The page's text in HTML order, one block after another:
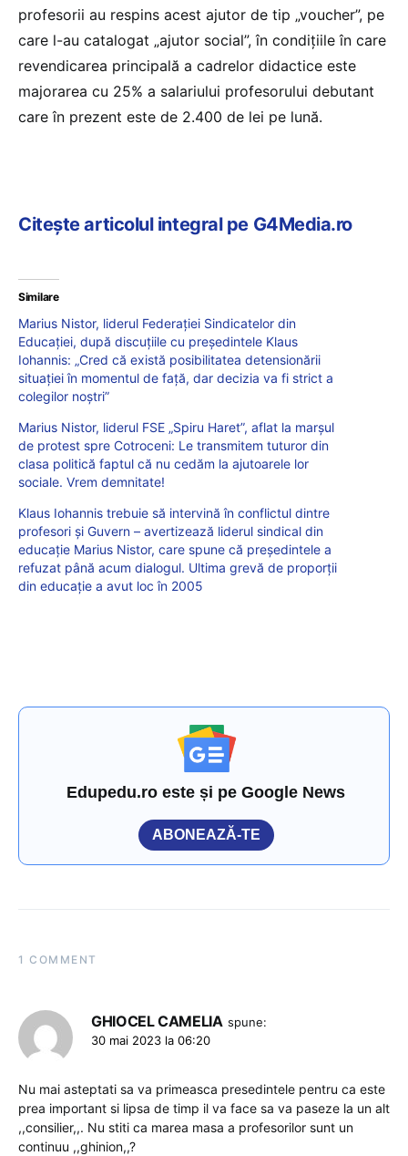
profesorii au respins acest ajutor de tip „voucher”, pe
care l-au catalogat „ajutor social”, în condițiile în care
revendicarea principală a cadrelor didactice este
majorarea cu 25% a salariului profesorului debutant
care în prezent este de 2.400 de lei pe lună.
Citește articolul integral pe G4Media.ro
Similare
Marius Nistor, liderul Federației Sindicatelor din
Educației, după discuțiile cu președintele Klaus
Iohannis: „Cred că există posibilitatea detensionării
situației în momentul de față, dar decizia va fi strict a
colegilor noștri”
Marius Nistor, liderul FSE „Spiru Haret”, aflat la marșul
de protest spre Cotroceni: Le transmitem tuturor din
clasa politică faptul că nu cedăm la ajutoarele lor
sociale. Vrem demnitate!
Klaus Iohannis trebuie să intervină în conflictul dintre
profesori și Guvern – avertizează liderul sindical din
educație Marius Nistor, care spune că președintele a
refuzat până acum dialogul. Ultima grevă de proporții
din educație a avut loc în 2005
Edupedu.ro este și pe Google News
ABONEAZĂ-TE
1 COMMENT
GHIOCEL CAMELIA spune:
30 mai 2023 la 06:20
Nu mai asteptati sa va primeasca presedintele pentru ca este
prea important si lipsa de timp il va face sa va paseze la un alt
,,consilier,,. Nu stiti ca marea masa a profesorilor sunt un
continuu ,,ghinion,,?